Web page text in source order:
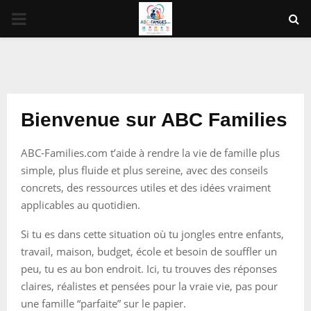
PRIMARY
Bienvenue sur ABC Families
ABC-Families.com t’aide à rendre la vie de famille plus
simple, plus fluide et plus sereine, avec des conseils
concrets, des ressources utiles et des idées vraiment
applicables au quotidien.
Si tu es dans cette situation où tu jongles entre enfants,
travail, maison, budget, école et besoin de souffler un
peu, tu es au bon endroit. Ici, tu trouves des réponses
claires, réalistes et pensées pour la vraie vie, pas pour
une famille “parfaite” sur le papier.